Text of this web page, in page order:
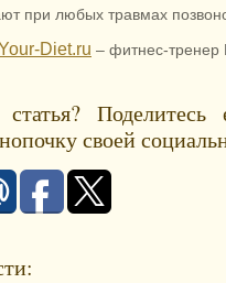
при любых травмах
Diet.ru – фитнес-тренер
статья?
своей